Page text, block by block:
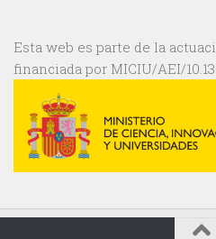
Esta web es parte de la
financiada por MICIU/AEI/